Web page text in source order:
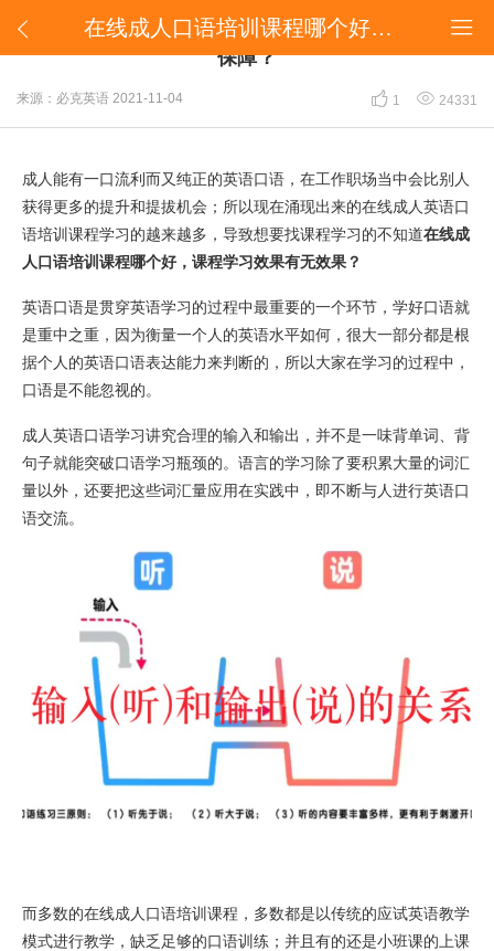
 
​在线成人口语培训课程哪个好，课程学习效果有无保障？
​在线成人口语培训课程哪个好，课程学习效果有无
保障？
来源：必克英语 2021-11-04  1  24331
成人能有一口流利而又纯正的英语口语，在工作职场当中会比别人
获得更多的提升和提拔机会；所以现在涌现出来的在线成人英语口
语培训课程学习的越来越多，导致想要找课程学习的不知道在线成
人口语培训课程哪个好，课程学习效果有无效果？
英语口语是贯穿英语学习的过程中最重要的一个环节，学好口语就
是重中之重，因为衡量一个人的英语水平如何，很大一部分都是根
据个人的英语口语表达能力来判断的，所以大家在学习的过程中，
口语是不能忽视的。
成人英语口语学习讲究合理的输入和输出，并不是一味背单词、背
句子就能突破口语学习瓶颈的。语言的学习除了要积累大量的词汇
量以外，还要把这些词汇量应用在实践中，即不断与人进行英语口
语交流。
而多数的在线成人口语培训课程，多数都是以传统的应试英语教学
模式进行教学，缺乏足够的口语训练；并且有的还是小班课的上课